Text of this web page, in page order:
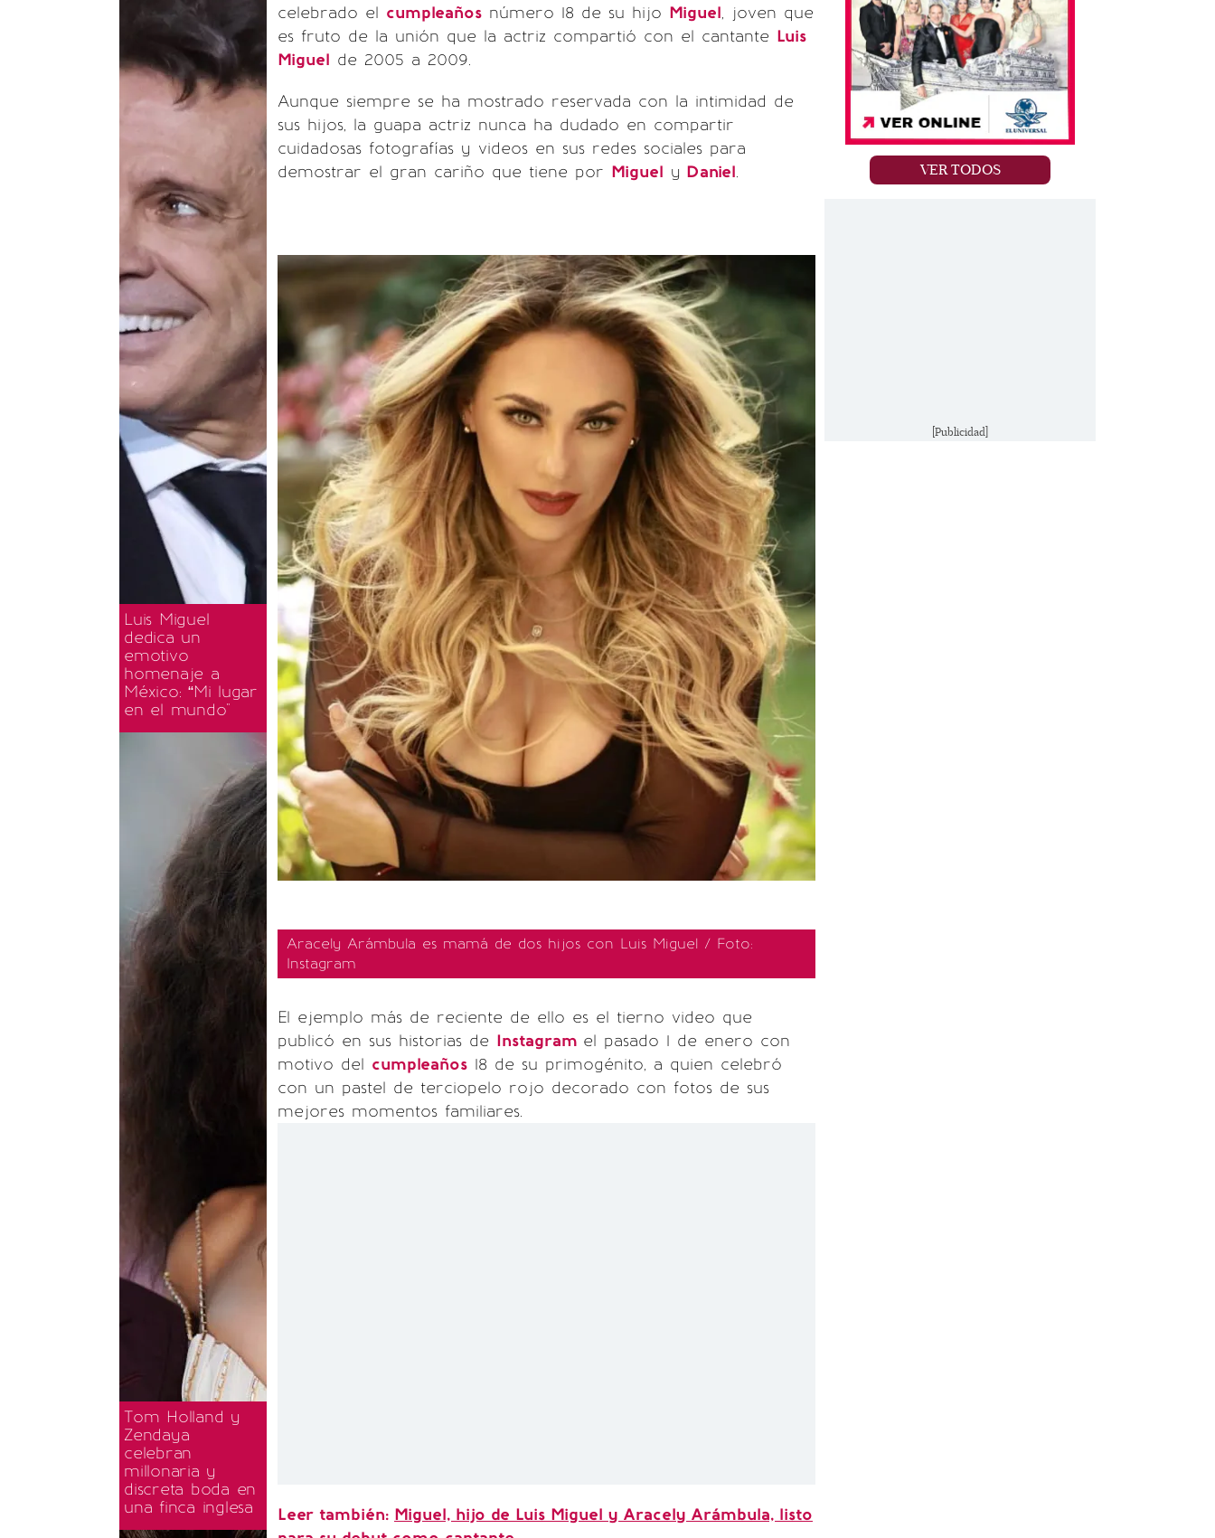
Luis Miguel
dedica un
emotivo
homenaje a
México: “Mi lugar
en el mundo"
Tom Holland y
Zendaya
celebran
millonaria y
discreta boda en
una finca inglesa
celebrado el cumpleaños número 18 de su hijo Miguel, joven que
es fruto de la unión que la actriz compartió con el cantante Luis
Miguel de 2005 a 2009.
Aunque siempre se ha mostrado reservada con la intimidad de
sus hijos, la guapa actriz nunca ha dudado en compartir
cuidadosas fotografías y videos en sus redes sociales para
demostrar el gran cariño que tiene por Miguel y Daniel.
Aracely Arámbula es mamá de dos hijos con Luis Miguel / Foto:
Instagram
El ejemplo más de reciente de ello es el tierno video que
publicó en sus historias de Instagram el pasado 1 de enero con
motivo del cumpleaños 18 de su primogénito, a quien celebró
con un pastel de terciopelo rojo decorado con fotos de sus
mejores momentos familiares.
Leer también: Miguel, hijo de Luis Miguel y Aracely Arámbula, listo
VER TODOS
[Publicidad]